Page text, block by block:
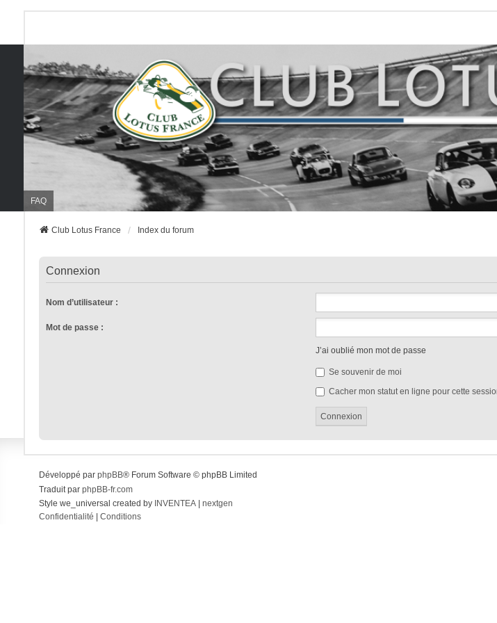
FAQ
Club Lotus France Index du forum
Connexion
Nom d’utilisateur :
Mot de passe :
J’ai oublié mon mot de passe
Se souvenir de moi
Cacher mon statut en ligne pour cette
Développé par phpBB® Forum Software © phpBB Limited
Traduit par phpBB-fr.com
Style we_universal created by INVENTEA| nextgen
Confidentialité
Conditions